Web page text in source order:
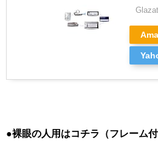
●裸眼の人用はコチラ（フレーム